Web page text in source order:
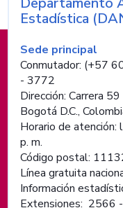
Información
Nombre
Estadística
Sede principal
Conmutador: (+57
- 3772
Dirección: Carrera
Bogotá D.C.,
Horario de atención:
p. m.
Código postal:
Línea gratuita
Información
Extensiones: 2566